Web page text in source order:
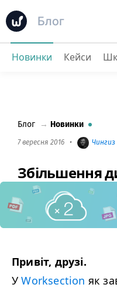
Блог
Новинки Кейси
Блог → Новинки
7 вересня 2016 •
Збільшення
Привіт, друзі.
УWorksection як